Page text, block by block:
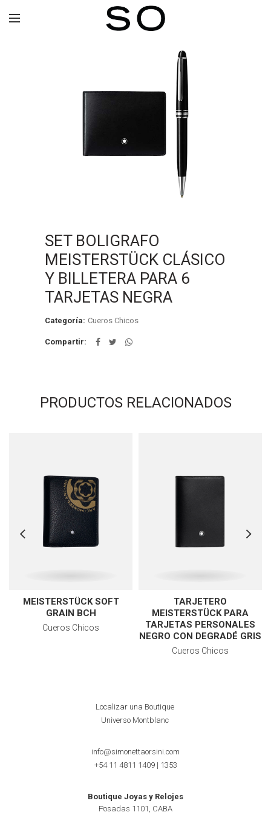
SET BOLIGRAFO
MEISTERSTÜCK CLÁSICO
Y BILLETERA PARA 6
TARJETAS NEGRA
Categoría: Cueros Chicos
Compartir
PRODUCTOS RELACIONADOS
MEISTERSTÜCK SOFT
GRAIN BCH
Cueros Chicos
TARJETERO
MEISTERSTÜCK PARA
TARJETAS PERSONALES
NEGRO CON DEGRADÉ GRIS
Cueros Chicos
Localizar una Boutique
Universo Montblanc
info@simonettaorsini.com
+54 11 4811 1409| 1353
Boutique Joyas y Relojes
Posadas 1101, CABA